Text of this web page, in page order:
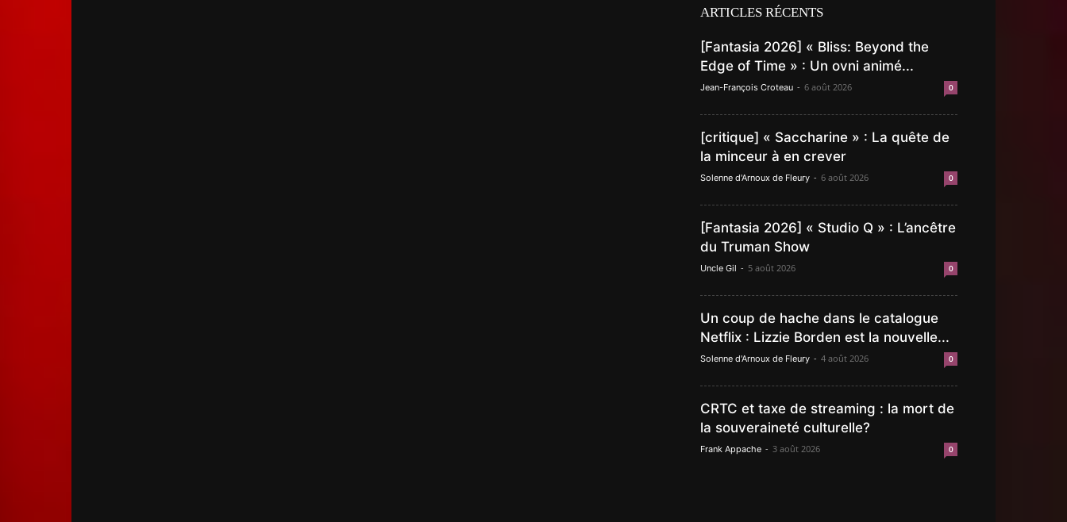
ARTICLES RÉCENTS
[Fantasia 2026] « Bliss: Beyond the
Edge of Time » : Un ovni animé...
Jean-François Croteau - 6 août 2026 0
[critique] « Saccharine » : La quête de
la minceur à en crever
Solenne d'Arnoux de Fleury - 6 août 2026 0
[Fantasia 2026] « Studio Q » : L’ancêtre
du Truman Show
Uncle Gil - 5 août 2026 0
Un coup de hache dans le catalogue
Netflix : Lizzie Borden est la nouvelle...
Solenne d'Arnoux de Fleury - 4 août 2026 0
CRTC et taxe de streaming : la mort de
la souveraineté culturelle?
Frank Appache - 3 août 2026 0